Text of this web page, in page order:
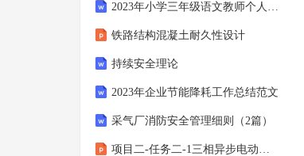
2023年小学三年级语文教师个人工作总结
铁路结构混凝土耐久性设计
持续安全理论
2023年企业节能降耗工作总结范文
采气厂消防安全管理细则（2篇）
项目二-任务二-1三相异步电动机自锁控制线路的组成及工作原理